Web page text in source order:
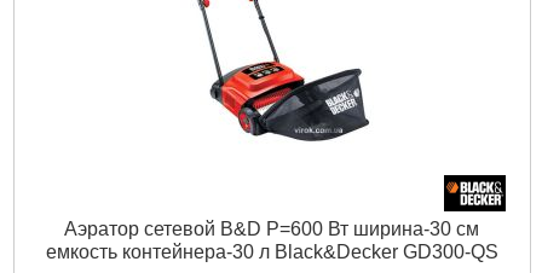
Аэратор сетевой B&D P=600 Вт ширина-30 см
емкость контейнера-30 л Black&Decker GD300-QS